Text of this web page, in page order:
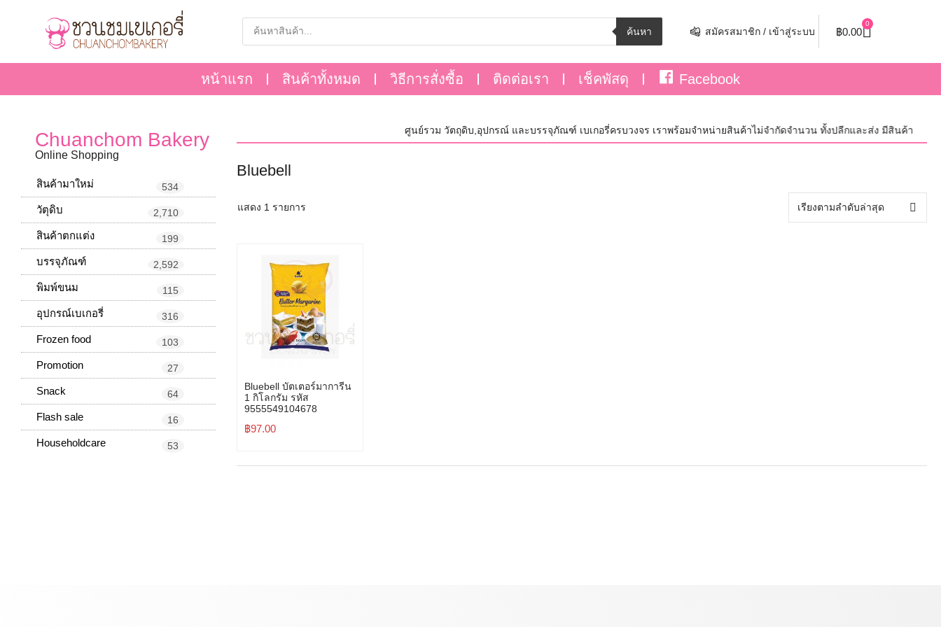
ค้นหา สมัครสมาชิก / เข้าสู่ระบบ ฿0.00
0
หน้าแรก สินค้าทั้งหมด วิธีการสั่งซื้อ ติดต่อเรา เช็คพัสดุ Facebook
Chuanchom Bakery
Online Shopping
สินค้ามาใหม่ 534
วัตุดิบ 2,710
สินค้าตกแต่ง 199
บรรจุภัณฑ์ 2,592
พิมพ์ขนม 115
อุปกรณ์เบเกอรี่ 316
Frozen food 103
Promotion 27
Snack 64
Flash sale 16
Householdcare 53
ศูนย์รวม วัตถุดิบ,อุปกรณ์ และบรรจุภัณฑ์ เบเกอรี่ครบวงจร เราพร้อมจำหน่ายสินค้าไม่จำกัดจำนวน ทั้งปลีกและส่ง มีสินค้าใหม่อัพ
Bluebell
แสดง 1 รายการ
Bluebell บัตเตอร์มาการีน
1 กิโลกรัม รหัส
9555549104678
฿97.00